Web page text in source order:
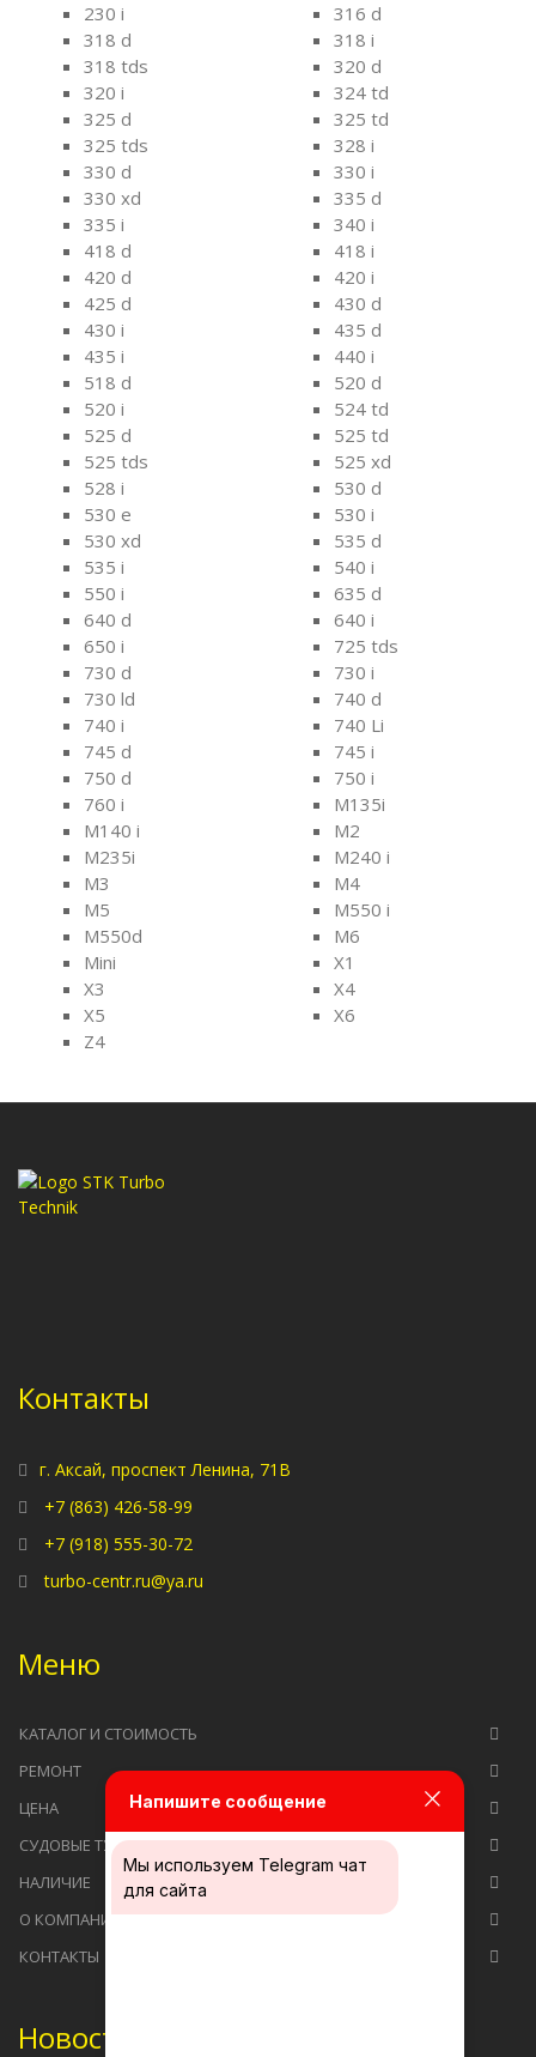
230 i
316 d
318 d
318 i
318 tds
320 d
320 i
324 td
325 d
325 td
325 tds
328 i
330 d
330 i
330 xd
335 d
335 i
340 i
418 d
418 i
420 d
420 i
425 d
430 d
430 i
435 d
435 i
440 i
518 d
520 d
520 i
524 td
525 d
525 td
525 tds
525 xd
528 i
530 d
530 e
530 i
530 xd
535 d
535 i
540 i
550 i
635 d
640 d
640 i
650 i
725 tds
730 d
730 i
730 ld
740 d
740 i
740 Li
745 d
745 i
750 d
750 i
760 i
M135i
M140 i
M2
M235i
M240 i
M3
M4
M5
M550 i
M550d
M6
Mini
X1
X3
X4
X5
X6
Z4
Контакты
г. Аксай, проспект Ленина, 71В
+7 (863) 426-58-99
+7 (918) 555-30-72
turbo-centr.ru@ya.ru
Меню
КАТАЛОГ И СТОИМОСТЬ
РЕМОНТ
ЦЕНА
СУДОВЫЕ ТУРБОКОМПРЕССОРЫ
НАЛИЧИЕ
О КОМПАНИИ
КОНТАКТЫ
Новости
Напишите сообщение
Мы используем Telegram чат
для сайта